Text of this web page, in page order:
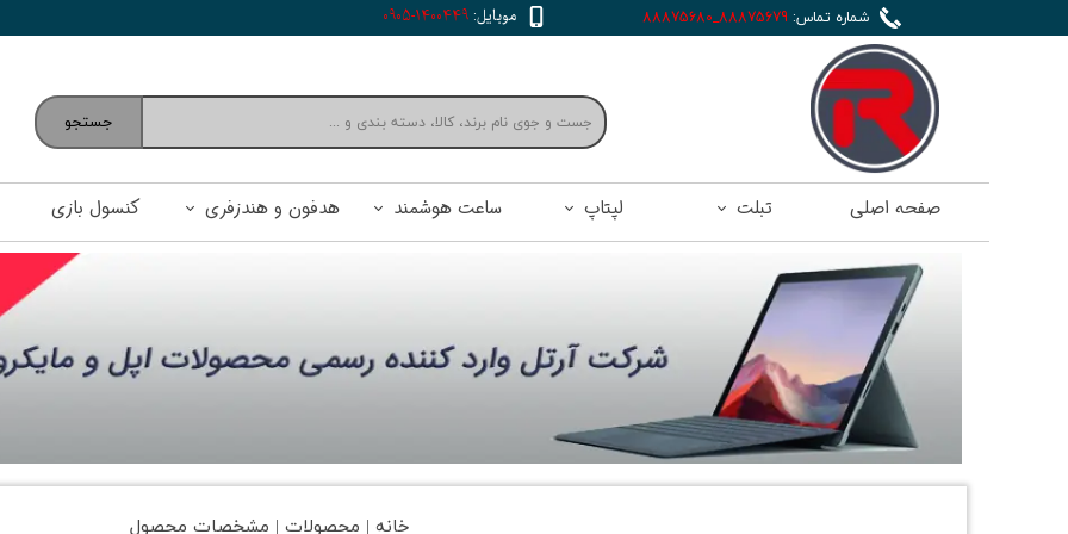
جستجو
شماره تماس: 88875679_88875680 موبایل:1400449-0905
صفحه اصلی تبلت لپتاپ ساعت هوشمند هدفون و هندزفری کنسول بازی
خانه | محصولات | مشخصات محصول